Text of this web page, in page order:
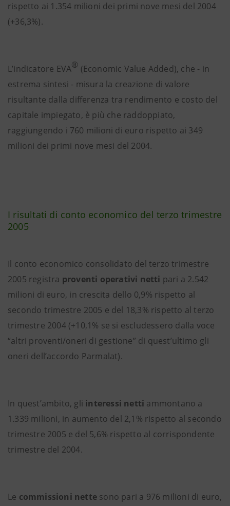
rispetto ai 1.354 milioni dei primi nove mesi del 2004
(+36,3%).
L’indicatore EVA® (Economic Value Added), che - in
estrema sintesi - misura la creazione di valore
risultante dalla differenza tra rendimento e costo del
capitale impiegato, è più che raddoppiato,
raggiungendo i 760 milioni di euro rispetto ai 349
milioni dei primi nove mesi del 2004.
I risultati di conto economico del terzo trimestre
2005
Il conto economico consolidato del terzo trimestre
2005 registra proventi operativi netti pari a 2.542
milioni di euro, in crescita dello 0,9% rispetto al
secondo trimestre 2005 e del 18,3% rispetto al terzo
trimestre 2004 (+10,1% se si escludessero dalla voce
“altri proventi/oneri di gestione” di quest’ultimo gli
oneri dell’accordo Parmalat).
In quest’ambito, gli interessi netti ammontano a
1.339 milioni, in aumento del 2,1% rispetto al secondo
trimestre 2005 e del 5,6% rispetto al corrispondente
trimestre del 2004.
Le commissioni nette sono pari a 976 milioni di euro,